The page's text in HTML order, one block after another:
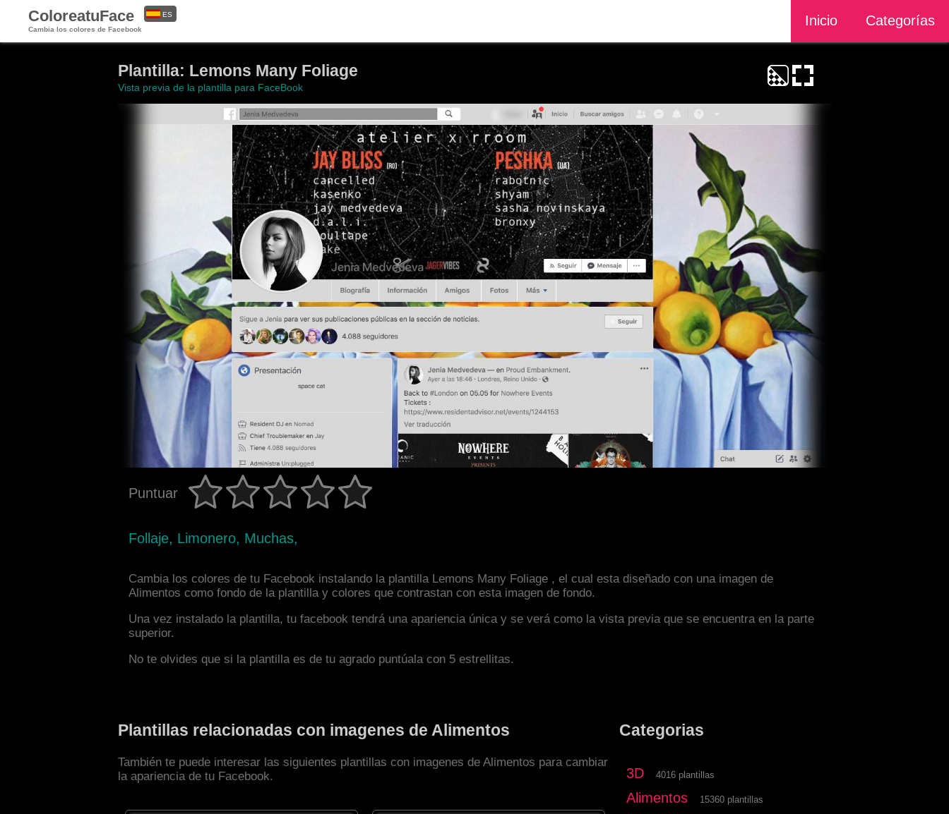
ColoreatuFace
Cambia los colores de Facebook
Inicio Categorías
ES
Plantilla: Lemons Many Foliage
Vista previa de la plantilla para FaceBook
Puntuar
Follaje, Limonero, Muchas,
Cambia los colores de tu Facebook instalando la plantilla Lemons Many Foliage , el cual esta diseñado con una imagen de
Alimentos como fondo de la plantilla y colores que contrastan con esta imagen de fondo.
Una vez instalado la plantilla, tu facebook tendrá una apariencia única y se verá como la vista previa que se encuentra en la parte
superior.
No te olvides que si la plantilla es de tu agrado puntúala con 5 estrellitas.
Plantillas relacionadas con imagenes de Alimentos
También te puede interesar las siguientes plantillas con imagenes de Alimentos para cambiar
la apariencia de tu Facebook.
Categorias
3D 4016 plantillas
Alimentos 15360 plantillas